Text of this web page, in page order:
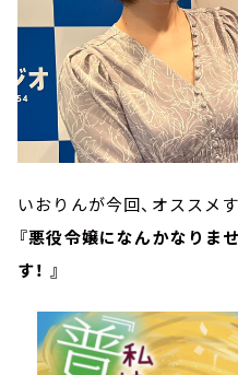
いおりんが今回、オススメす
『悪役令嬢になんかなりま
す！ 』